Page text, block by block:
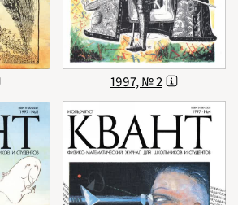
1996
1997
1998
1999
2000
2001
2002
2005
2006
2007
2009
2010
2011
2012
2013
2014
1997, № 2